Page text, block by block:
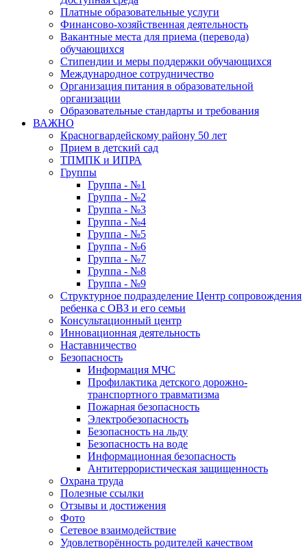
Платные образовательные услуги
Финансово-хозяйственная деятельность
Вакантные места для приема (перевода)
обучающихся
Стипендии и меры поддержки обучающихся
Международное сотрудничество
Организация питания в образовательной
организации
Образовательные стандарты и требования
ВАЖНО
Красногвардейскому району 50 лет
Прием в детский сад
ТПМПК и ИПРА
Группы
Группа - №1
Группа - №2
Группа - №3
Группа - №4
Группа - №5
Группа - №6
Группа - №7
Группа - №8
Группа - №9
Структурное подразделение Центр сопровождения
ребенка с ОВЗ и его семьи
Консультационный центр
Инновационная деятельность
Наставничество
Безопасность
Информация МЧС
Профилактика детского дорожно-
транспортного травматизма
Пожарная безопасность
Электробезопасность
Безопасность на льду
Безопасность на воде
Информационная безопасность
Антитеррористическая защищенность
Охрана труда
Полезные ссылки
Отзывы и достижения
Фото
Сетевое взаимодействие
Удовлетворённость родителей качеством